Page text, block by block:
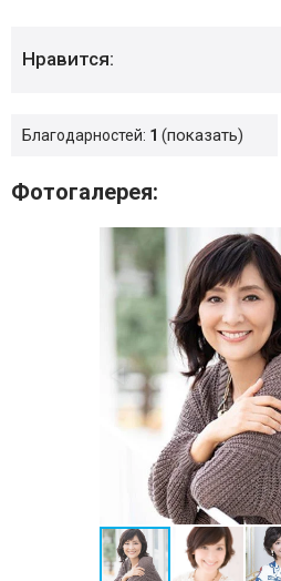
Нравится:
Благодарностей: 1 показать
Фотогалерея: